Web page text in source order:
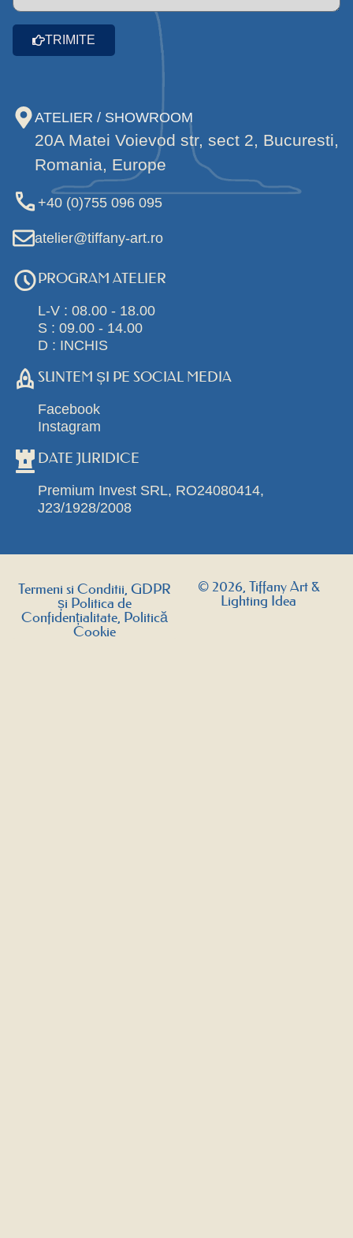
TRIMITE
ATELIER / SHOWROOM
20A Matei Voievod str, sect 2, Bucuresti,
Romania, Europe
+40 (0)755 096 095
atelier@tiffany-art.ro
PROGRAM ATELIER
L-V : 08.00 - 18.00
S : 09.00 - 14.00
D : INCHIS
SUNTEM ȘI PE SOCIAL MEDIA
Facebook
Instagram
DATE JURIDICE
Premium Invest SRL, RO24080414,
J23/1928/2008
Termeni si Conditii, GDPR
și Politica de
Confidențialitate, Politică
Cookie
© 2026, Tiffany Art &
Lighting Idea